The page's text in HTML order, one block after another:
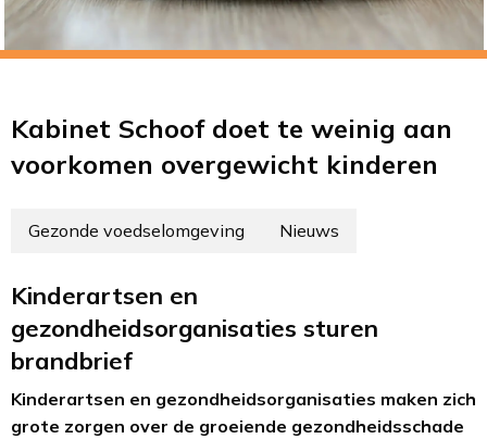
Kabinet Schoof doet te weinig aan
voorkomen overgewicht kinderen
Gezonde voedselomgeving Nieuws
Kinderartsen en
gezondheidsorganisaties sturen
brandbrief
Kinderartsen en gezondheidsorganisaties maken zich
grote zorgen over de groeiende gezondheidsschade